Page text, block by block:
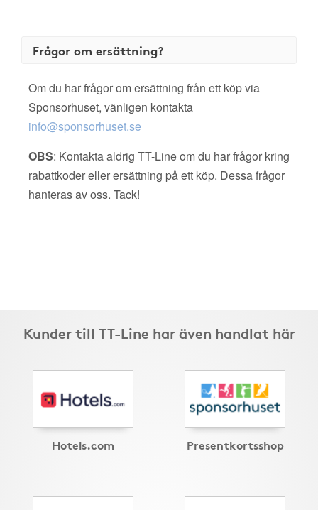
Frågor om ersättning?
Om du har frågor om ersättning från ett köp via
Sponsorhuset, vänligen kontakta
info@sponsorhuset.se
OBS: Kontakta aldrig TT-Line om du har frågor kring
rabattkoder eller ersättning på ett köp. Dessa frågor
hanteras av oss. Tack!
Kunder till TT-Line har även handlat här
Hotels.com Presentkortsshop